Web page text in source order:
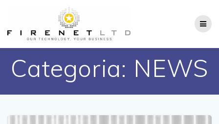
Categoria: NEWS